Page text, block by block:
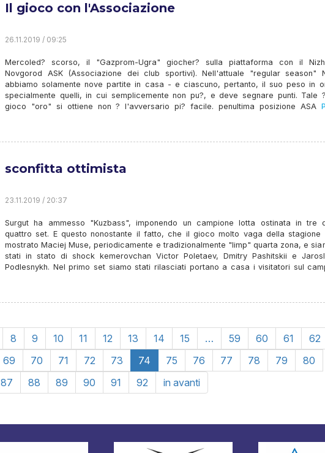
Il gioco con l'Associazione
26.11.2019 / 09:25
Mercoled? scorso, il "Gazprom-Ugra" giocher? sulla piattaforma con il
Novgorod ASK (Associazione dei club sportivi). Nell'attuale "regular season"
abbiamo solamente nove partite in casa - e ciascuno, pertanto, il suo peso in
specialmente quelli, in cui semplicemente non pu?, e deve segnare punti. Tale
gioco "oro" si ottiene non ? l'avversario pi? facile. penultima posizione ASA
sconfitta ottimista
23.11.2019 / 20:37
Surgut ha ammesso "Kuzbass", imponendo un campione lotta ostinata in tre
quattro set. E questo nonostante il fatto, che il gioco molto vaga della stagione
mostrato Maciej Muse, periodicamente e tradizionalmente "limp" quarta zona, e
stati in stato di shock kemerovchan Victor Poletaev, Dmitry Pashitskii e
Podlesnykh. Nel primo set siamo stati rilasciati portano a casa i visitatori sul
8 9 10 11 12 13 14 15 … 59 60 61
62
69 70 71 72 73 74 75 76 77 78 79
80
87 88 89 90 91 92 in avanti